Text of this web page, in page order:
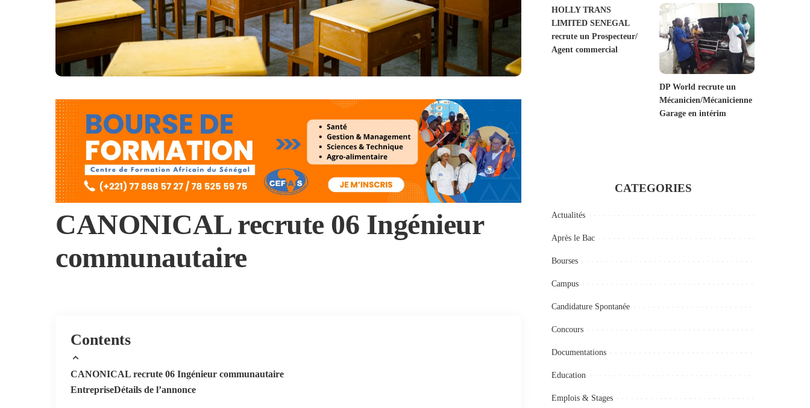
CANONICAL recrute 06 Ingénieur
communautaire
Contents
CANONICAL recrute 06 Ingénieur communautaire
EntrepriseDétails de l’annonce
HOLLY TRANS
LIMITED SENEGAL
recrute un Prospecteur/
Agent commercial
DP World recrute un
Mécanicien/Mécanicienne
Garage en intérim
CATEGORIES
Actualités
Après le Bac
Bourses
Campus
Candidature Spontanée
Concours
Documentations
Education
Emplois & Stages